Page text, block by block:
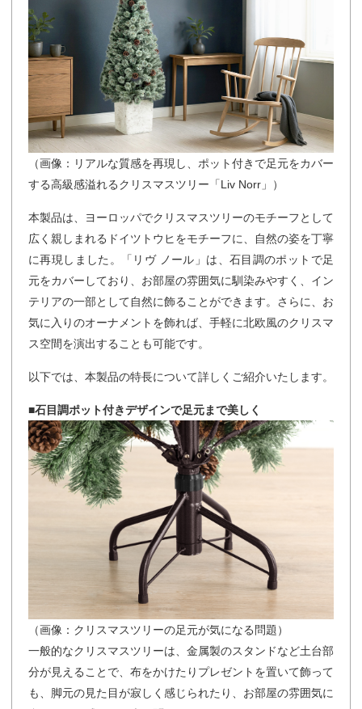
（画像：リアルな質感を再現し、ポット付きで足元をカバー
する高級感溢れるクリスマスツリー「Liv Norr」）
本製品は、ヨーロッパでクリスマスツリーのモチーフとして
広く親しまれるドイツトウヒをモチーフに、自然の姿を丁寧
に再現しました。「リヴ ノール」は、石目調のポットで足
元をカバーしており、お部屋の雰囲気に馴染みやすく、イン
テリアの一部として自然に飾ることができます。さらに、お
気に入りのオーナメントを飾れば、手軽に北欧風のクリスマ
ス空間を演出することも可能です。
以下では、本製品の特長について詳しくご紹介いたします。
■石目調ポット付きデザインで足元まで美しく
（画像：クリスマスツリーの足元が気になる問題）
一般的なクリスマスツリーは、金属製のスタンドなど土台部
分が見えることで、布をかけたりプレゼントを置いて飾って
も、脚元の見た目が寂しく感じられたり、お部屋の雰囲気に